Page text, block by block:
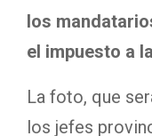
los
el impuesto a
La foto, que
los jefes